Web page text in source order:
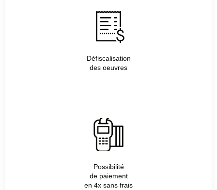
Défiscalisation
des oeuvres
Possibilité
de paiement
en 4x sans frais